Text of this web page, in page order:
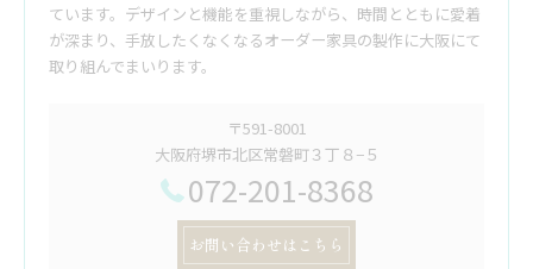
ています。デザインと機能を重視しながら、時間とともに愛着
が深まり、手放したくなくなるオーダー家具の製作に大阪にて
取り組んでまいります。
〒591-8001
大阪府堺市北区常磐町３丁８−５
072-201-8368
お問い合わせはこちら